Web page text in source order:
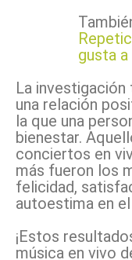
gusta
La
una relación
la que una
bienestar.
conciertos en
más fueron los
felicidad,
autoestima en
¡Estos
música en vivo